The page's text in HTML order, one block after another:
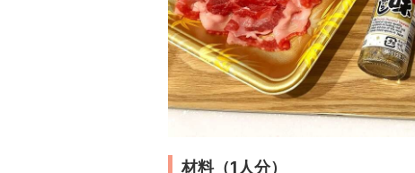
材料（1人分）